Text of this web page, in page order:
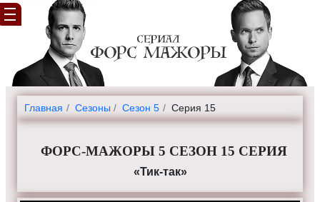
Главная Cезоны Сезон 5 Серия 15
ФОРС-МАЖОРЫ 5 СЕЗОН 15 СЕРИЯ
«Тик-так»